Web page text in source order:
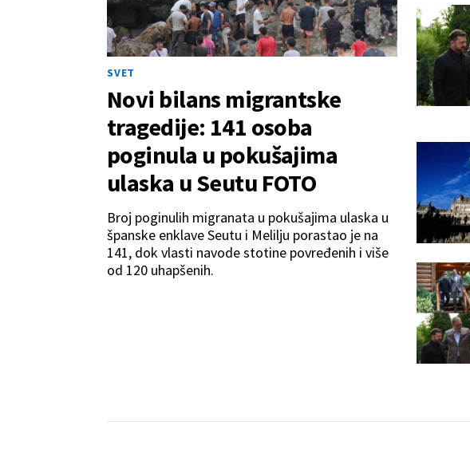
SVET
Novi bilans migrantske
tragedije: 141 osoba
poginula u pokušajima
ulaska u Seutu FOTO
Broj poginulih migranata u pokušajima ulaska u
španske enklave Seutu i Melilju porastao je na
141, dok vlasti navode stotine povređenih i više
od 120 uhapšenih.